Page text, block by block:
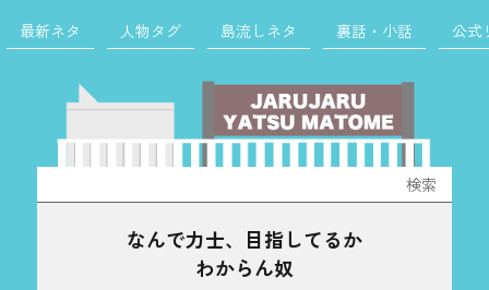
最新ネタ 人物タグ 島流しネタ 裏話・小話 公式
索:
なんで力士、目指してるか
わからん奴